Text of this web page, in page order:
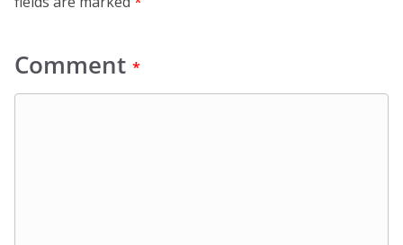
Comment *